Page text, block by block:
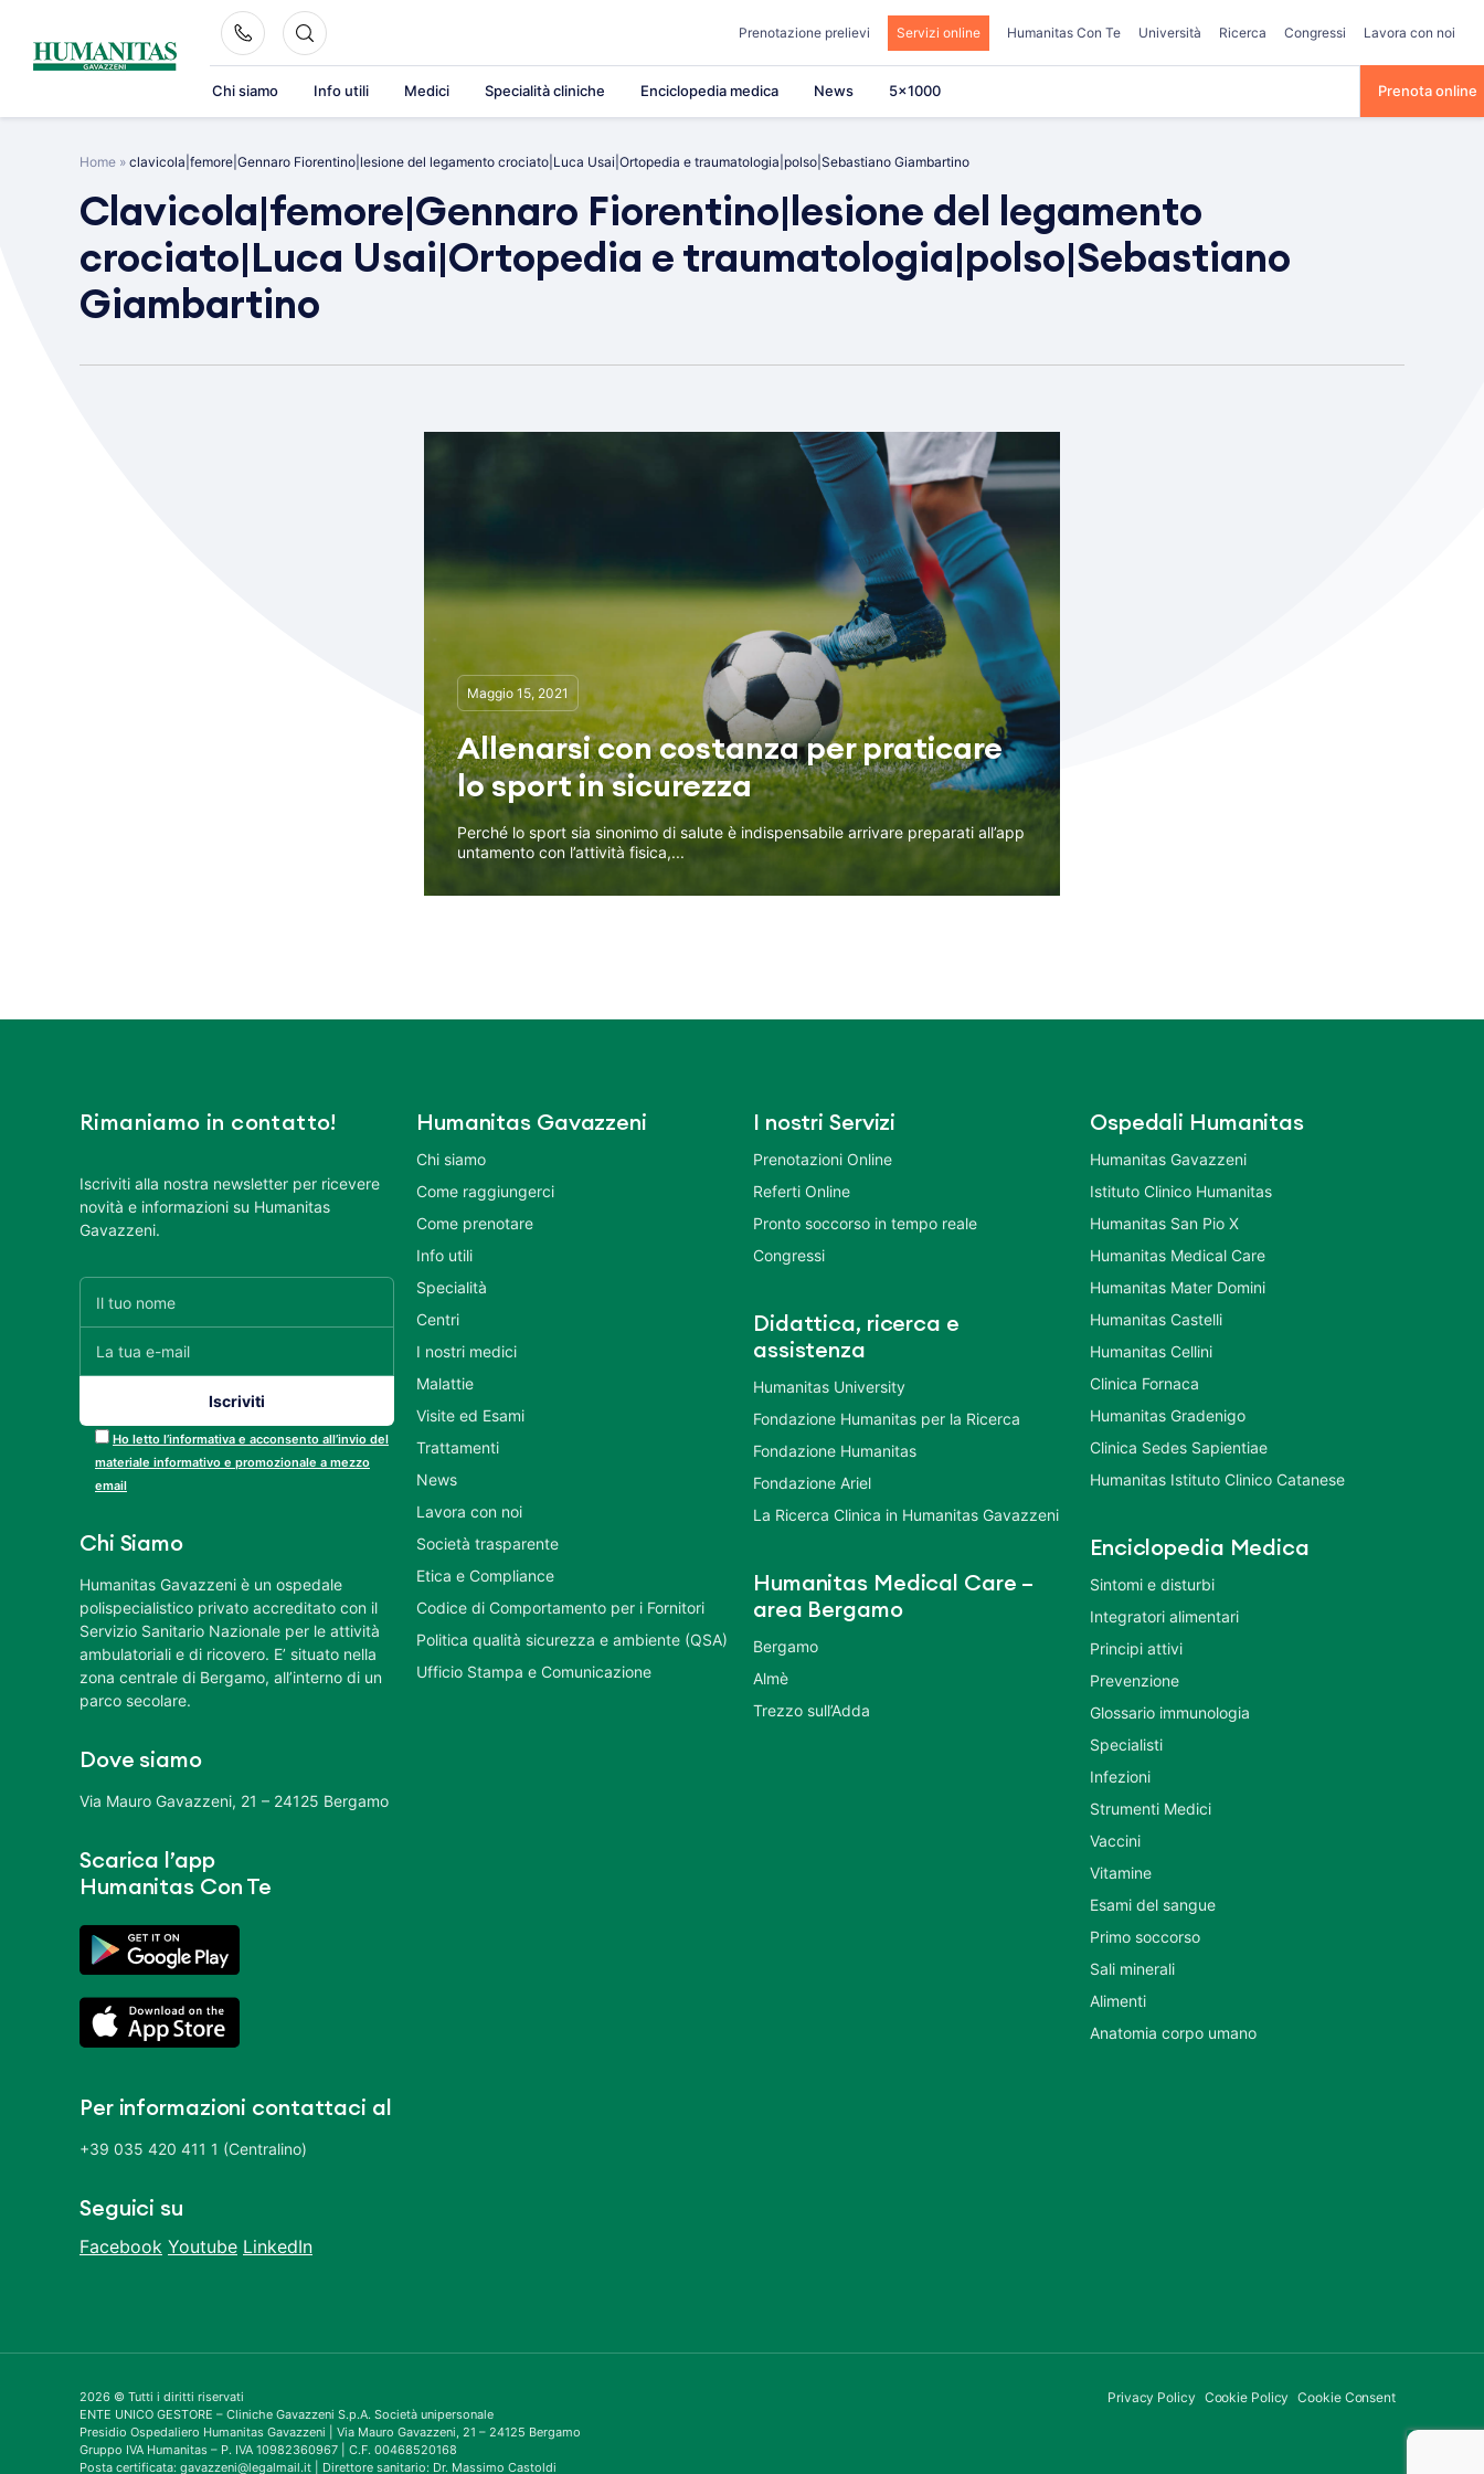
content
Prenotazione prelievi Servizi online Humanitas Con Te Università Ricerca Congressi Lavora con noi
Chi siamo Info utili Medici Specialità cliniche Enciclopedia medica News 5×1000 Prenota online
Home » clavicola|femore|Gennaro Fiorentino|lesione del legamento crociato|Luca Usai|Ortopedia e traumatologia|polso|Sebastiano Giambartino
Clavicola|femore|Gennaro Fiorentino|lesione del legamento
crociato|Luca Usai|Ortopedia e traumatologia|polso|Sebastiano
Giambartino
Maggio 15, 2021
Allenarsi con costanza per praticare
lo sport in sicurezza
Perché lo sport sia sinonimo di salute è indispensabile arrivare preparati all’app
untamento con l’attività fisica,...
Rimaniamo in contatto!
Iscriviti alla nostra newsletter per ricevere
novità e informazioni su Humanitas
Gavazzeni.
Ho letto l’informativa e acconsento all’invio del
materiale informativo e promozionale a mezzo
email
Chi Siamo
Humanitas Gavazzeni è un ospedale
polispecialistico privato accreditato con il
Servizio Sanitario Nazionale per le attività
ambulatoriali e di ricovero. E’ situato nella
zona centrale di Bergamo, all’interno di un
parco secolare.
Dove siamo
Via Mauro Gavazzeni, 21 – 24125 Bergamo
Scarica l’app
Humanitas Con Te
Per informazioni contattaci al
+39 035 420 411 1 (Centralino)
Seguici su
Facebook Youtube LinkedIn
Humanitas Gavazzeni
Chi siamo
Come raggiungerci
Come prenotare
Info utili
Specialità
Centri
I nostri medici
Malattie
Visite ed Esami
Trattamenti
News
Lavora con noi
Società trasparente
Etica e Compliance
Codice di Comportamento per i Fornitori
Politica qualità sicurezza e ambiente (QSA)
Ufficio Stampa e Comunicazione
I nostri Servizi
Prenotazioni Online
Referti Online
Pronto soccorso in tempo reale
Congressi
Didattica, ricerca e
assistenza
Humanitas University
Fondazione Humanitas per la Ricerca
Fondazione Humanitas
Fondazione Ariel
La Ricerca Clinica in Humanitas Gavazzeni
Humanitas Medical Care –
area Bergamo
Bergamo
Almè
Trezzo sull’Adda
Ospedali Humanitas
Humanitas Gavazzeni
Istituto Clinico Humanitas
Humanitas San Pio X
Humanitas Medical Care
Humanitas Mater Domini
Humanitas Castelli
Humanitas Cellini
Clinica Fornaca
Humanitas Gradenigo
Clinica Sedes Sapientiae
Humanitas Istituto Clinico Catanese
Enciclopedia Medica
Sintomi e disturbi
Integratori alimentari
Principi attivi
Prevenzione
Glossario immunologia
Specialisti
Infezioni
Strumenti Medici
Vaccini
Vitamine
Esami del sangue
Primo soccorso
Sali minerali
Alimenti
Anatomia corpo umano
2026 © Tutti i diritti riservati
ENTE UNICO GESTORE – Cliniche Gavazzeni S.p.A. Società unipersonale
Presidio Ospedaliero Humanitas Gavazzeni | Via Mauro Gavazzeni, 21 – 24125 Bergamo
Gruppo IVA Humanitas – P. IVA 10982360967 | C.F. 00468520168
Posta certificata: gavazzeni@legalmail.it | Direttore sanitario: Dr. Massimo Castoldi
Privacy Policy Cookie Policy Cookie Consent